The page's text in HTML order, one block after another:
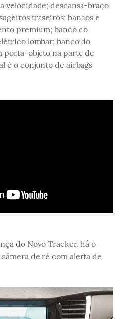
velocidade; descansa-braço
traseiros; bancos e
premium; banco do
lombar; banco do
porta-objeto na parte de
é o conjunto de airbags
do Novo Tracker, há o
de ré com alerta de